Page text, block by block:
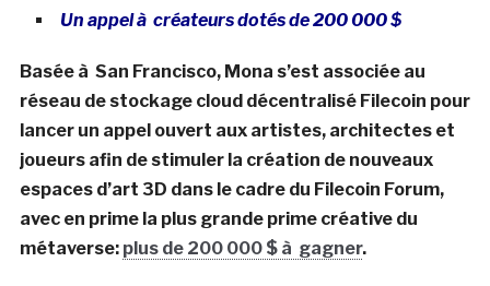
Un appel à créateurs dotés de 200 000 $
Basée à San Francisco, Mona s’est associée au
réseau de stockage cloud décentralisé Filecoin pour
lancer un appel ouvert aux artistes, architectes et
joueurs afin de stimuler la création de nouveaux
espaces d’art 3D dans le cadre du Filecoin Forum,
avec en prime la plus grande prime créative du
métaverse: plus de 200 000 $ à gagner.